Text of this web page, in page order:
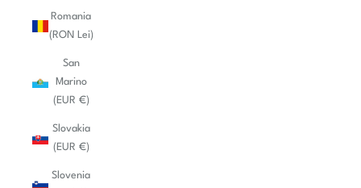
Romania
(RON Lei)
San
Marino
(EUR €)
Slovakia
(EUR €)
Slovenia